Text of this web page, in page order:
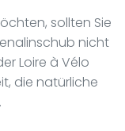
sollten Sie
nicht
Loire à Vélo
die natürliche